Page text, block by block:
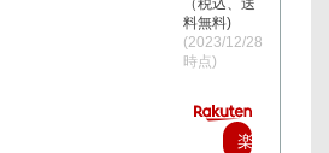
（税込、送
料無料)
(2023/12/28
時点)
楽